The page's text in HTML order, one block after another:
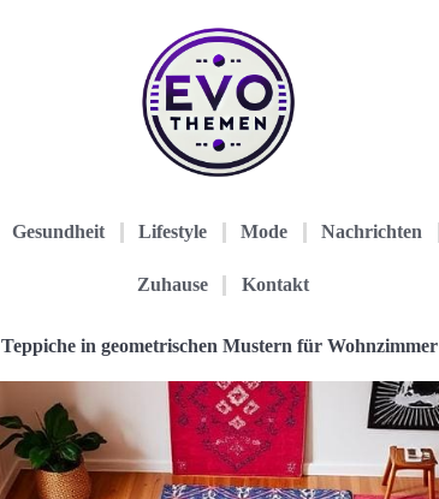
Gesundheit Lifestyle Mode Nachrichten
Zuhause Kontakt
Teppiche in geometrischen Mustern für Wohnzimmer